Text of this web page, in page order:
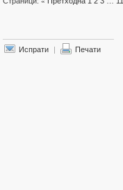
Испрати | Печати